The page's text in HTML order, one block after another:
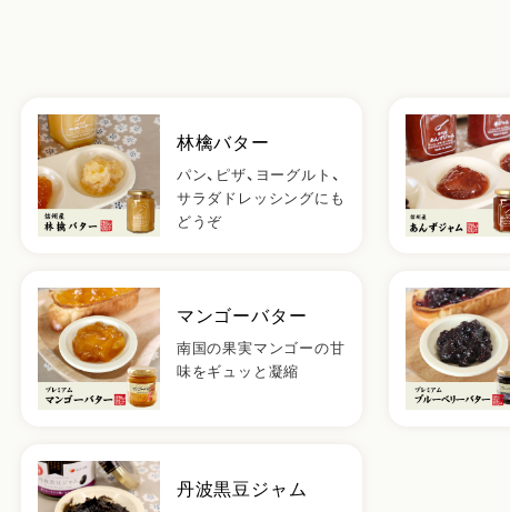
林檎バター
パン、ピザ、ヨーグルト、
サラダドレッシングにも
どうぞ
マンゴーバター
南国の果実マンゴーの甘
味をギュッと凝縮
丹波黒豆ジャム